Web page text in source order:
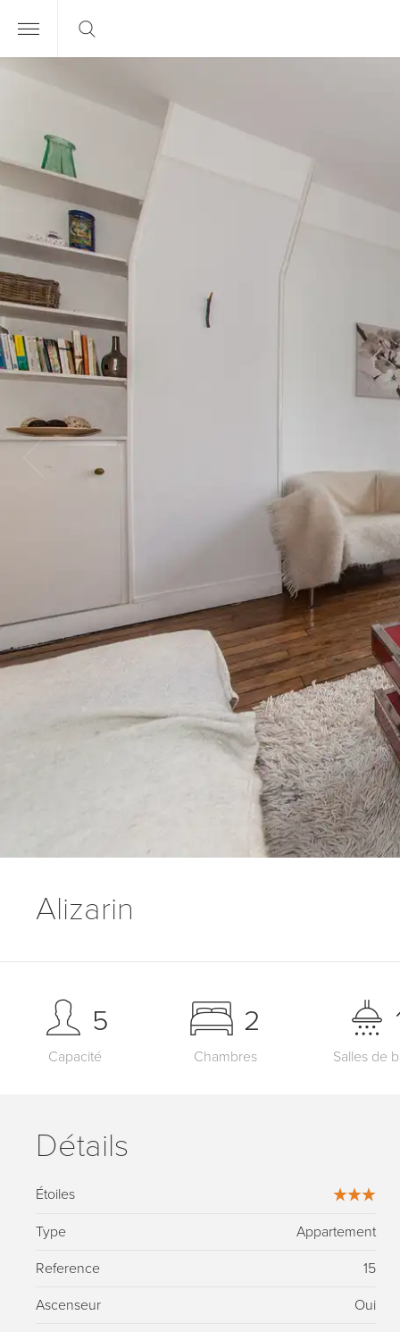
Alizarin
Capacité
5
Chambres
2
Salles de
Détails
Étoiles
Type Appartement
Reference 15
Ascenseur Oui